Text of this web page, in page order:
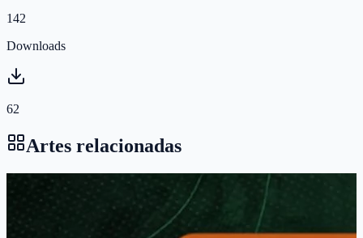
142
Downloads
62
Artes relacionadas